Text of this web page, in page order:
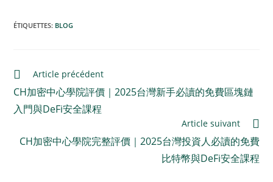
ÉTIQUETTES: BLOG
Article précédent
CH加密中心學院評價｜2025台灣新手必讀的免費區塊鏈
入門與DeFi安全課程
Article suivant
CH加密中心學院完整評價｜2025台灣投資人必讀的免費
比特幣與DeFi安全課程